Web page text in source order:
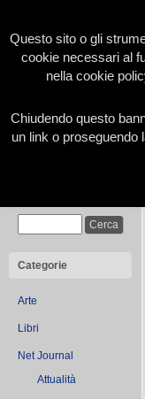
Home
Categorie
Arte
Libri
Net Journal
Attualità
Questo sito o gli
cookie necessari al
nella cookie
Chiudendo questo
un link o proseguendo